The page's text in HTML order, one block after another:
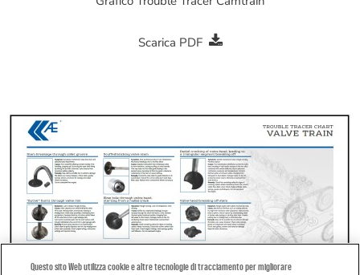
Scarica PDF
Questo sito Web utilizza cookie e altre tecnologie di tracciamento per migliorare